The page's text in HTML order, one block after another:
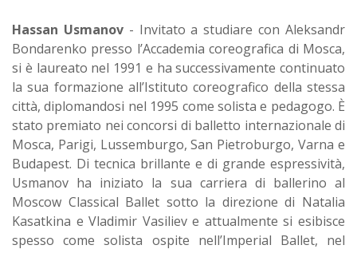
Hassan Usmanov- Invitato a studiare con Aleksandr
Bondarenko presso l’Accademia coreografica di Mosca,
si è laureato nel 1991 e ha successivamente continuato
la sua formazione all’Istituto coreografico della stessa
città, diplomandosi nel 1995 come solista e pedagogo. È
stato premiato nei concorsi di balletto internazionale di
Mosca, Parigi, Lussemburgo, San Pietroburgo, Varna e
Budapest. Di tecnica brillante e di grande espressività,
Usmanov ha iniziato la sua carriera di ballerino al
Moscow Classical Ballet sotto la direzione di Natalia
Kasatkina e Vladimir Vasiliev e attualmente si esibisce
spesso come solista ospite nell’Imperial Ballet, nel